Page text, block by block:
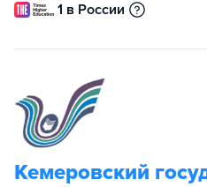
1 в России
Кемеровский